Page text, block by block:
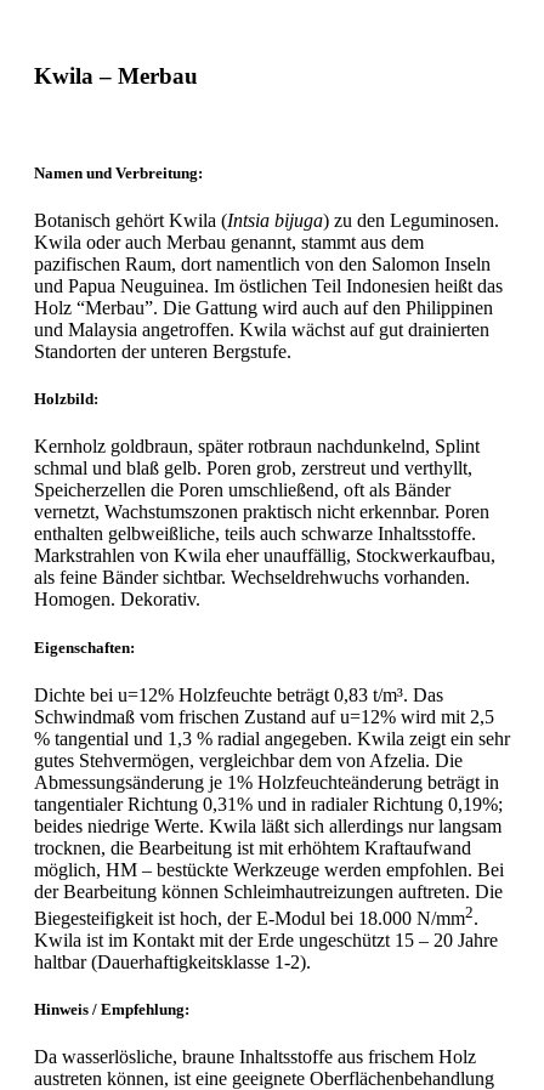
Kwila – Merbau
Namen und Verbreitung:
Botanisch gehört Kwila (Intsia bijuga) zu den Leguminosen.
Kwila oder auch Merbau genannt, stammt aus dem
pazifischen Raum, dort namentlich von den Salomon Inseln
und Papua Neuguinea. Im östlichen Teil Indonesien heißt das
Holz “Merbau”. Die Gattung wird auch auf den Philippinen
und Malaysia angetroffen. Kwila wächst auf gut drainierten
Standorten der unteren Bergstufe.
Holzbild:
Kernholz goldbraun, später rotbraun nachdunkelnd, Splint
schmal und blaß gelb. Poren grob, zerstreut und verthyllt,
Speicherzellen die Poren umschließend, oft als Bänder
vernetzt, Wachstumszonen praktisch nicht erkennbar. Poren
enthalten gelbweißliche, teils auch schwarze Inhaltsstoffe.
Markstrahlen von Kwila eher unauffällig, Stockwerkaufbau,
als feine Bänder sichtbar. Wechseldrehwuchs vorhanden.
Homogen. Dekorativ.
Eigenschaften:
Dichte bei u=12% Holzfeuchte beträgt 0,83 t/m³. Das
Schwindmaß vom frischen Zustand auf u=12% wird mit 2,5
% tangential und 1,3 % radial angegeben. Kwila zeigt ein sehr
gutes Stehvermögen, vergleichbar dem von Afzelia. Die
Abmessungsänderung je 1% Holzfeuchteänderung beträgt in
tangentialer Richtung 0,31% und in radialer Richtung 0,19%;
beides niedrige Werte. Kwila läßt sich allerdings nur langsam
trocknen, die Bearbeitung ist mit erhöhtem Kraftaufwand
möglich, HM – bestückte Werkzeuge werden empfohlen. Bei
der Bearbeitung können Schleimhautreizungen auftreten. Die
Biegesteifigkeit ist hoch, der E-Modul bei 18.000 N/mm2.
Kwila ist im Kontakt mit der Erde ungeschützt 15 – 20 Jahre
haltbar (Dauerhaftigkeitsklasse 1-2).
Hinweis / Empfehlung:
Da wasserlösliche, braune Inhaltsstoffe aus frischem Holz
austreten können, ist eine geeignete Oberflächenbehandlung